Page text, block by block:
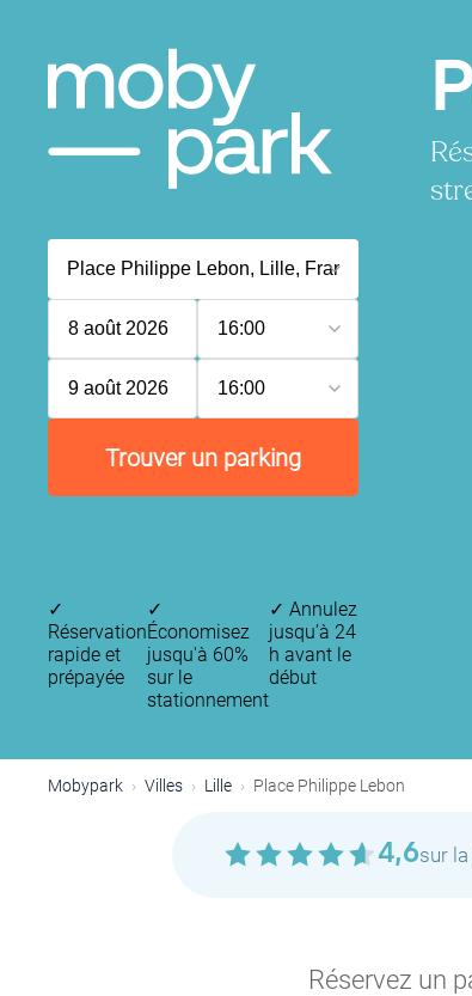
8 août 2026 16:00
9 août 2026 16:00
Trouver un parking
✓
Réservation
rapide et
prépayée
✓
Économisez
jusqu'à 60%
sur le
stationnement
✓ Annulez
jusqu’à 24
h avant le
début
Mobypark Villes Lille Place Philippe Lebon
4,6sur
Réservez un